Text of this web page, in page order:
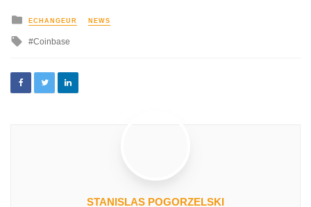
ECHANGEUR NEWS
Coinbase
STANISLAS POGORZELSKI